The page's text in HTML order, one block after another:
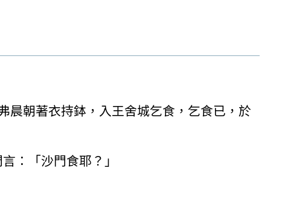
晨朝著衣持鉢，入王舍城乞食，乞食已，於
：「沙門食耶？」